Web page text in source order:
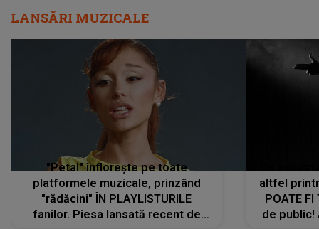
LANSĂRI MUZICALE
"Petal" înflorește pe toate
platformele muzicale, prinzând
"rădăcini" ÎN PLAYLISTURILE
fanilor. Piesa lansată recent de
altfel
POATE FI
de public!